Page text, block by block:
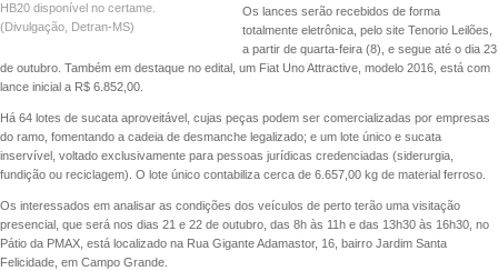
HB20 disponível no certame.
(Divulgação, Detran-MS)
Os lances serão recebidos de forma
totalmente eletrônica, pelo site Tenorio Leilões,
a partir de quarta-feira (8), e segue até o dia 23
de outubro. Também em destaque no edital, um Fiat Uno Attractive, modelo 2016, está com
lance inicial a R$ 6.852,00.
Há 64 lotes de sucata aproveitável, cujas peças podem ser comercializadas por empresas
do ramo, fomentando a cadeia de desmanche legalizado; e um lote único e sucata
inservível, voltado exclusivamente para pessoas jurídicas credenciadas (siderurgia,
fundição ou reciclagem). O lote único contabiliza cerca de 6.657,00 kg de material ferroso.
Os interessados em analisar as condições dos veículos de perto terão uma visitação
presencial, que será nos dias 21 e 22 de outubro, das 8h às 11h e das 13h30 às 16h30, no
Pátio da PMAX, está localizado na Rua Gigante Adamastor, 16, bairro Jardim Santa
Felicidade, em Campo Grande.